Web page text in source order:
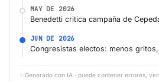
MAY DE 2026
Benedetti critica campaña de
JUN DE 2026
Congresistas electos: menos
✨ Generado con IA · puede contener errores,